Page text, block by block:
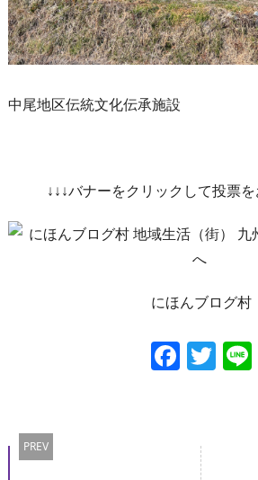
中尾地区伝統文化伝承施設
↓↓↓バナーをクリックして投票を
にほんブログ村
PREV